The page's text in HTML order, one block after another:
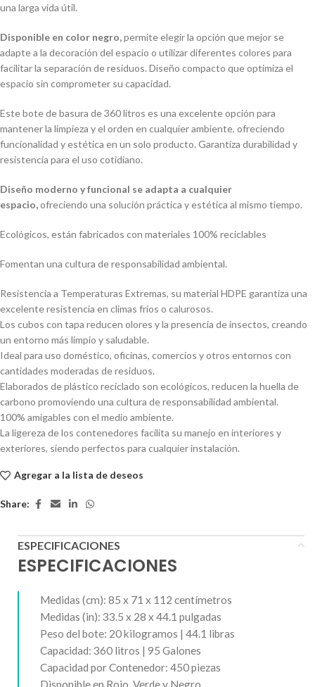
una larga vida útil.
Disponible en color negro,permite elegir la opción que mejor se
adapte a la decoración del espacio o utilizar diferentes colores para
facilitar la separación de residuos. Diseño compacto que optimiza el
espacio sin comprometer su capacidad.
Este bote de basura de 360 litros es una excelente opción para
mantener la limpieza y el orden en cualquier ambiente, ofreciendo
funcionalidad y estética en un solo producto. Garantiza durabilidad y
resistencia para el uso cotidiano.
Diseño moderno y funcional se adapta a cualquier
espacio,ofreciendo una solución práctica y estética al mismo tiempo.
Ecológicos, están fabricados con materiales 100% reciclables
Fomentan una cultura de responsabilidad ambiental.
Resistencia a Temperaturas Extremas, su material HDPE garantiza una
excelente resistencia en climas fríos o calurosos.
Los cubos con tapa reducen olores y la presencia de insectos, creando
un entorno más limpio y saludable.
Ideal para uso doméstico, oficinas, comercios y otros entornos con
cantidades moderadas de residuos.
Elaborados de plástico reciclado son ecológicos, reducen la huella de
carbono promoviendo una cultura de responsabilidad ambiental.
100% amigables con el medio ambiente.
La ligereza de los contenedores facilita su manejo en interiores y
exteriores, siendo perfectos para cualquier instalación.
Agregar a la lista de deseos
Share:
ESPECIFICACIONES
ESPECIFICACIONES
Medidas (cm): 85 x 71 x 112 centímetros
Medidas (in): 33.5 x 28 x 44.1 pulgadas
Peso del bote: 20 kilogramos | 44.1 libras
Capacidad: 360 litros | 95 Galones
Capacidad por Contenedor: 450 piezas
Disponible en Rojo, Verde y Negro